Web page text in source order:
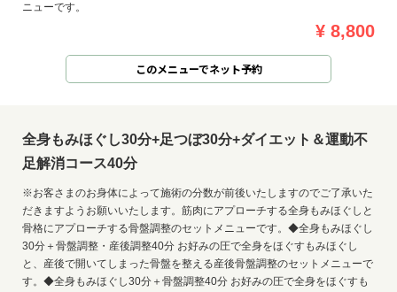
ニューです。
¥ 8,800
このメニューでネット予約
全身もみほぐし30分+足つぼ30分+ダイエット＆運動不
足解消コース40分
※お客さまのお身体によって施術の分数が前後いたしますのでご了承いた
だきますようお願いいたします。筋肉にアプローチする全身もみほぐしと
骨格にアプローチする骨盤調整のセットメニューです。◆全身もみほぐし
30分＋骨盤調整・産後調整40分 お好みの圧で全身をほぐすもみほぐし
と、産後で開いてしまった骨盤を整える産後骨盤調整のセットメニューで
す。◆全身もみほぐし30分＋骨盤調整40分 お好みの圧で全身をほぐすも